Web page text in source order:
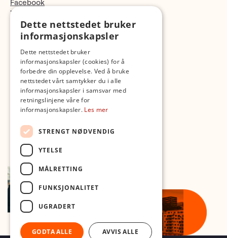
Facebook
TikTok
Fotopodden
Dette nettstedet bruker
informasjonskapsler
Dette nettstedet bruker
informasjonskapsler (cookies) for å
forbedre din opplevelse. Ved å bruke
nettstedet vårt samtykker du i alle
informasjonskapsler i samsvar med
retningslinjene våre for
informasjonskapsler. Les mer
STRENGT NØDVENDIG
YTELSE
MÅLRETTING
FUNKSJONALITET
UGRADERT
GODTA ALLE AVVIS ALLE